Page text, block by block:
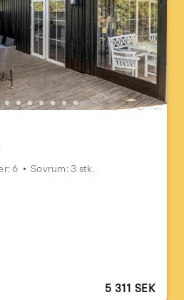
6 Sovrum: 3 stk.
5 311 SEK